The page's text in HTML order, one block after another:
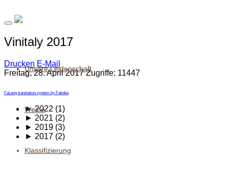
Unsere Leidenschaft
Weine
Klassifizierung
Vinitaly 2017
Drucken E-Mail
Freitag, 28. April 2017Zugriffe: 11447
FaLang translation system by Faboba
►2022 (1)
► 2021 (2)
► 2019 (3)
► 2017 (2)